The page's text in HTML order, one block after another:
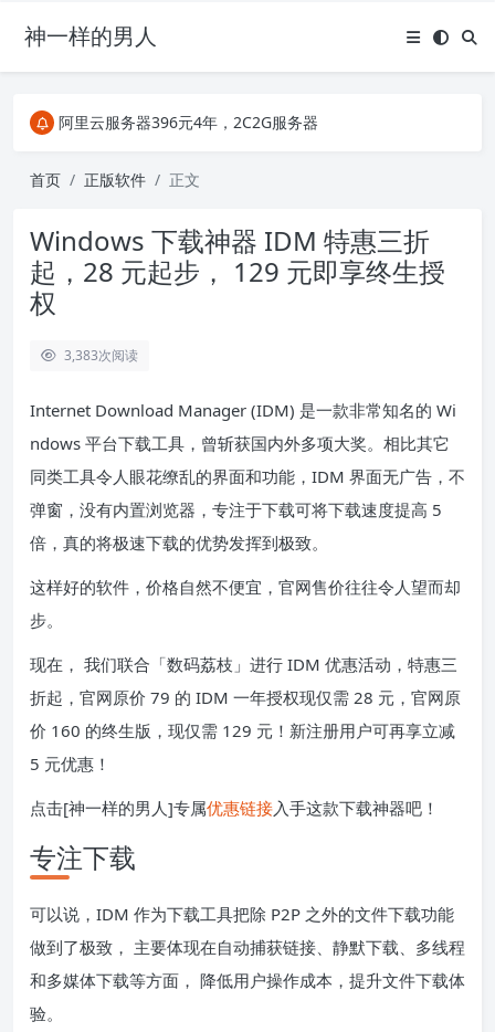
神一样的男人
阿里云服务器396元4年，2C2G服务器
关注Telegram频道有新消息第一时间推送
阿里云服务器396元4年，2C2G服务器
首页 正版软件 正文
Windows 下载神器 IDM 特惠三折
起，28 元起步， 129 元即享终生授
权
3,383次阅读
Internet Download Manager (IDM) 是一款非常知名的 Wi
ndows 平台下载工具，曾斩获国内外多项大奖。相比其它
同类工具令人眼花缭乱的界面和功能，IDM 界面无广告，不
弹窗，没有内置浏览器，专注于下载可将下载速度提高 5
倍，真的将极速下载的优势发挥到极致。
这样好的软件，价格自然不便宜，官网售价往往令人望而却
步。
现在， 我们联合「数码荔枝」进行 IDM 优惠活动，特惠三
折起，官网原价 79 的 IDM 一年授权现仅需 28 元，官网原
价 160 的终生版，现仅需 129 元！新注册用户可再享立减
5 元优惠！
点击[神一样的男人]专属优惠链接入手这款下载神器吧！
专注下载
可以说，IDM 作为下载工具把除 P2P 之外的文件下载功能
做到了极致， 主要体现在自动捕获链接、静默下载、多线程
和多媒体下载等方面， 降低用户操作成本，提升文件下载体
验。